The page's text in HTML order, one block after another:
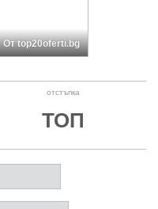
От top20oferti.bg
отстъпка
ТОП